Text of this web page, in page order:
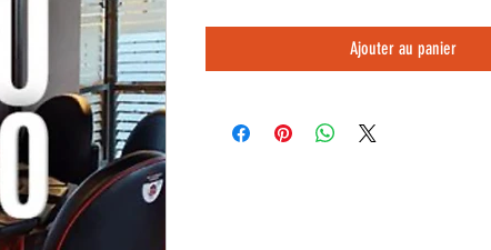
Ajouter au panier